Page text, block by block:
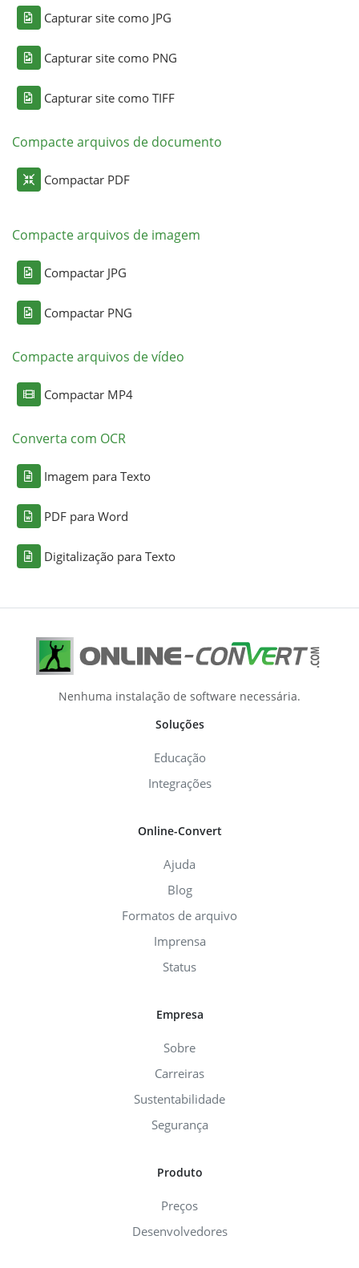
Capturar site como JPG
Capturar site como PNG
Capturar site como TIFF
Compacte arquivos de documento
Compactar PDF
Compacte arquivos de imagem
Compactar JPG
Compactar PNG
Compacte arquivos de vídeo
Compactar MP4
Converta com OCR
Imagem para Texto
PDF para Word
Digitalização para Texto
Nenhuma instalação de software necessária.
Soluções
Educação
Integrações
Online-Convert
Ajuda
Blog
Formatos de arquivo
Imprensa
Status
Empresa
Sobre
Carreiras
Sustentabilidade
Segurança
Produto
Preços
Desenvolvedores